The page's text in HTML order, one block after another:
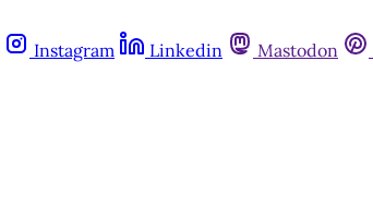
Instagram Linkedin Mastodon